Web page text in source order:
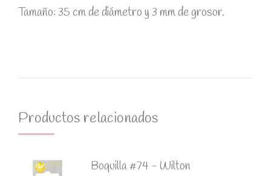
Tamaño: 35 cm de diámetro y 3 mm de grosor.
Productos relacionados
Boquilla #74 - Wilton